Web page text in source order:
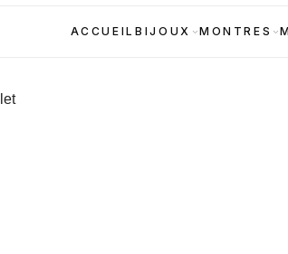
ACCUEILBIJOUX MONTRES